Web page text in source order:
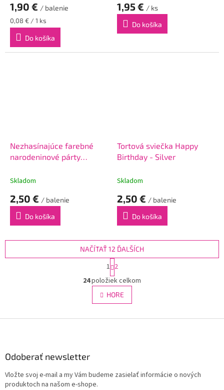
1,90 € / balenie
Jednotková
cena:
0,08 € / 1 ks
Do košíka
1,95 € / ks
Do košíka
Nezhasínajúce farebné
narodeninové párty
Skladom
2,50 € / balenie
Do košíka
Tortová sviečka Happy
Birthday - Silver
Skladom
2,50 € / balenie
Do košíka
O
v
l
á
r
v
NAČÍTAŤ 12 ĎALŠÍCH
S
t
r
á
n
k
v
1 2
24položiek celkom
HORE
Odoberať newsletter
Vložte svoj e-mail a my Vám budeme zasielať informácie o nových
produktoch na našom e-shope.